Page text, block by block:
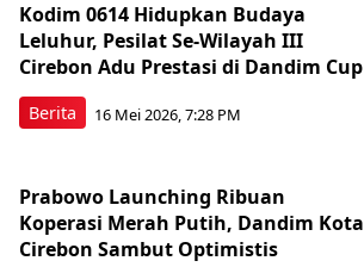
Berita
Kodim 0614 Hidupkan Budaya
Leluhur, Pesilat Se-Wilayah III
Cirebon Adu Prestasi di Dandim Cup
16 Mei 2026, 7:28 PM
Prabowo Launching Ribuan
Koperasi Merah Putih, Dandim Kota
Cirebon Sambut Optimistis